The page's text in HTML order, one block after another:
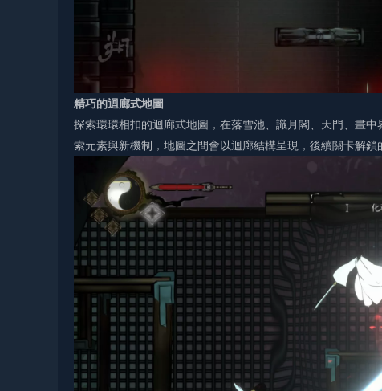
精巧的迴廊式地圖
探索環環相扣的迴廊式地圖，在落雪池、識月閣、天門、畫
索元素與新機制，地圖之間會以迴廊結構呈現，後續關卡解鎖